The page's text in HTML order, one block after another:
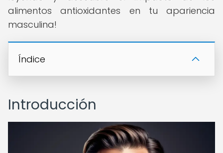
alimentos antioxidantes en tu apariencia
masculina!
Índice
Introducción